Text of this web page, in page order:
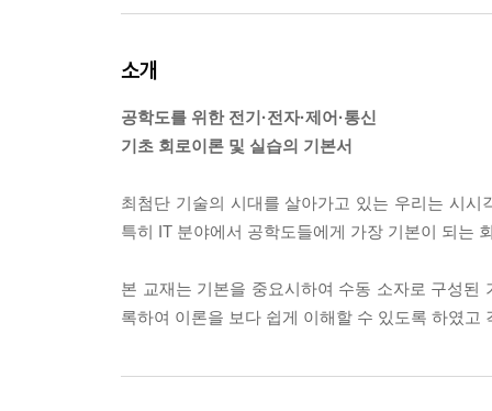
소개
공학도를 위한 전기·전자·제어·통신
기초 회로이론 및 실습의 기본서
최첨단 기술의 시대를 살아가고 있는 우리는 시
특히 IT 분야에서 공학도들에게 가장 기본이 되는
본 교재는 기본을 중요시하여 수동 소자로 구성
록하여 이론을 보다 쉽게 이해할 수 있도록 하였